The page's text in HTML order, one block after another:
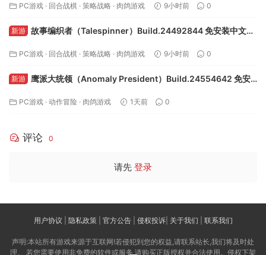
PC游戏 · 回合战棋 · 策略战略 · 肉鸽游戏 9小时前 0
新游 故事编织者（Talespinner）Build.24492844 免安装中文版
PC游戏 · 回合战棋 · 策略战略 · 肉鸽游戏 9小时前 0
新游
鹰派大统领（Anomaly President）Build.24554642 免安
PC游戏 · 动作冒险 · 肉鸽游戏 1天前 0
评论 0
请先 登录
用户协议 隐私政策| 官方公告| 侵权投诉| 关于我们 联系我们
声明:本站所有游戏来源于互联网!若侵犯到您的权益,请联系站长,我们将及时处
理。 若您需要使用非免费的软件或服务,请购买正版授权并合法使用。侵权下架